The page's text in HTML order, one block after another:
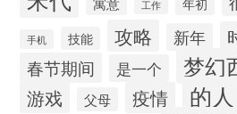
工作
手机 技能 攻略 新年
春节期间 是一个 梦幻
游戏 父母 疫情 的人